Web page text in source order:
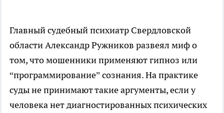
Главный судебный психиатр Свердловской
области Александр Ружников развеял миф о
том, что мошенники применяют гипноз или
“программирование” сознания. На практике
суды не принимают такие аргументы, если у
человека нет диагностированных психических